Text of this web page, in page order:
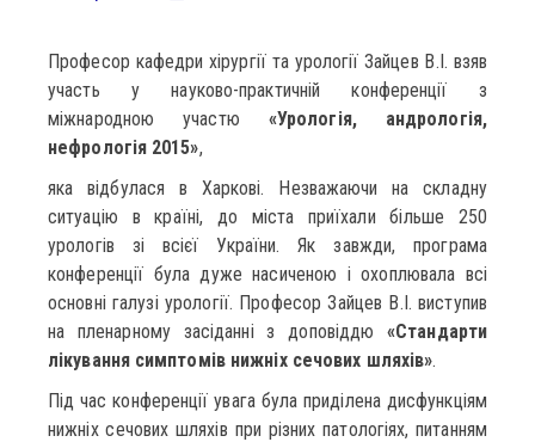
Професор кафедри хірургії та урології Зайцев В.І. взяв
участь у науково-практичній конференції з
міжнародною участю «Урологія, андрологія,
нефрологія 2015»,
яка відбулася в Харкові. Незважаючи на складну
ситуацію в країні, до міста приїхали більше 250
урологів зі всієї України. Як завжди, програма
конференції була дуже насиченою і охоплювала всі
основні галузі урології. Професор Зайцев В.І. виступив
на пленарному засіданні з доповіддю «Стандарти
лікування симптомів нижніх сечових шляхів».
Під час конференції увага була приділена дисфункціям
нижніх сечових шляхів при різних патологіях, питанням